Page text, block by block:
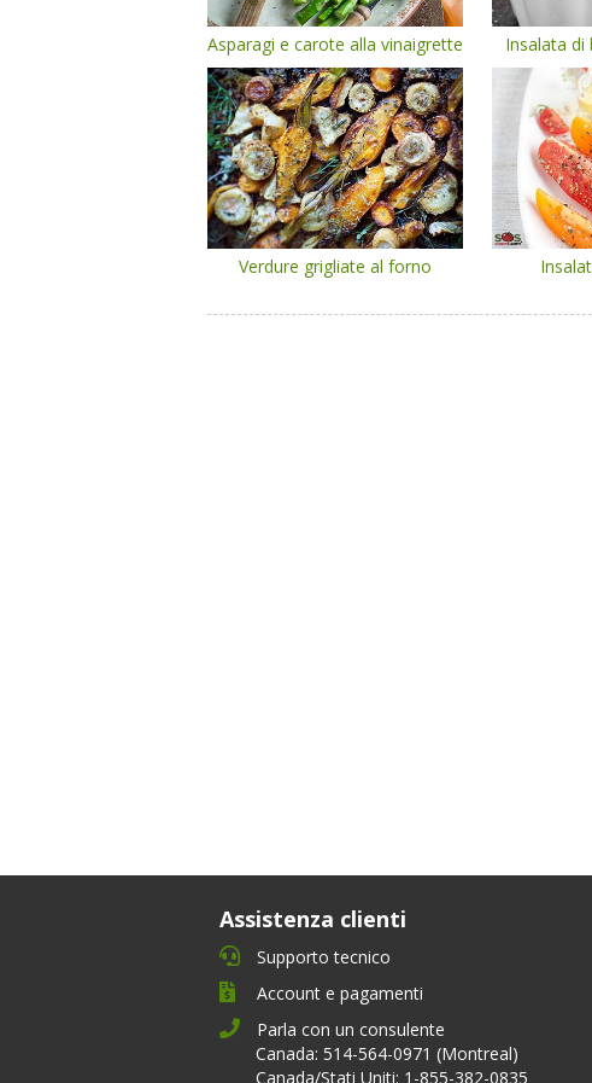
Asparagi e carote alla vinaigrette Insalata di
Verdure grigliate al forno
Assistenza clienti
Supporto tecnico
Account e pagamenti
Parla con un consulente
Canada: 514-564-0971 (Montreal)
Canada/Stati Uniti: 1-855-382-0835